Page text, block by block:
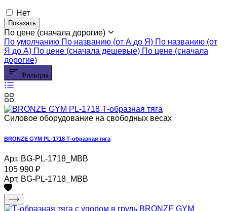
Нет
Показать
По цене (сначала дорогие)
По умолчанию По названию (от А до Я) По названию (от
Я до А) По цене (сначала дешевые) По цене (сначала
дорогие)
Фильтры
Силовое оборудование на свободных весах
BRONZE GYM PL-1718 Т-образная тяга
Арт. BG-PL-1718_MBB
105 990 ₽
Арт. BG-PL-1718_MBB